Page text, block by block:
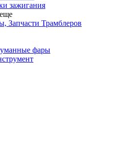
зажигания
Запчасти Трамблеров
фары